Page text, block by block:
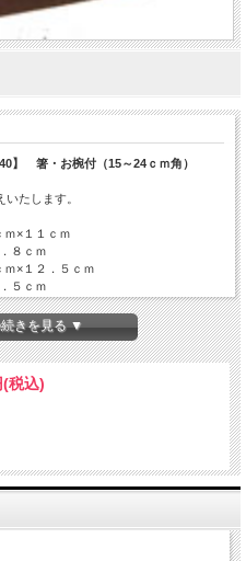
】 箸・お椀付（15～24ｃｍ角）
たします。
×１１ｃｍ
８ｃｍ
×１２．５ｃｍ
５ｃｍ
０．５ｃｍ
きを見る ▼
(税込)